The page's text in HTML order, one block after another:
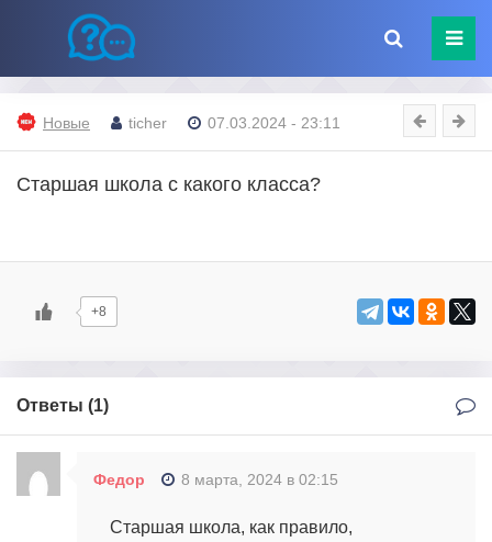
Новые ticher 07.03.2024 - 23:11
Старшая школа с какого класса?
+8
Ответы (1)
Федор 8 марта, 2024 в 02:15
Старшая школа, как правило,